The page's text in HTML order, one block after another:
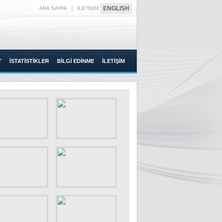
ANA SAYFA İLETİŞİM ENGLISH
İSTATİSTİKLER BİLGİ EDİNME İLETİŞİM